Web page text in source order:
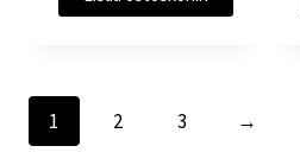
1 2 3 →